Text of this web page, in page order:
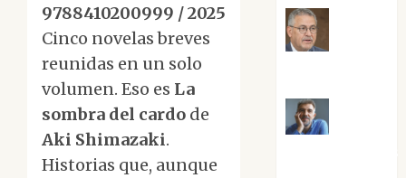
9788410200999 / 2025
Cinco novelas breves
reunidas en un solo
volumen. Eso es La
sombra del cardo de
Aki Shimazaki.
Historias que, aunque